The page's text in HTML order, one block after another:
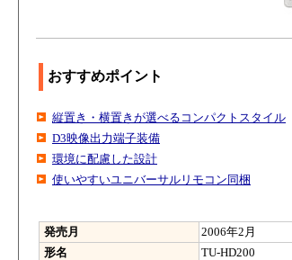
おすすめポイント
縦置き・横置きが選べるコンパクトスタイル
D3映像出力端子装備
環境に配慮した設計
使いやすいユニバーサルリモコン同梱
発売月
2006年2月
形名
TU-HD200